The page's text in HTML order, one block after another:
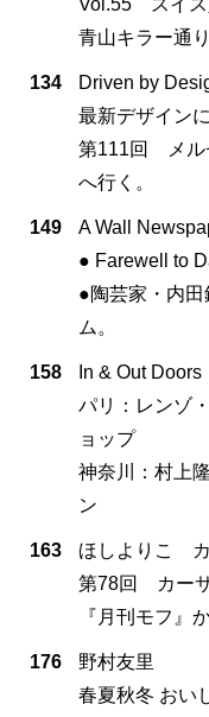
Vol.55 スイス
青山キラー通
134
Driven by
最新デザイン
第111回 メル
へ行く。
149
A Wall
● Farewell to
●陶芸家・内
ム。
158
In & Out Doors
パリ：レンゾ
ョップ
神奈川：村上
ン
163
ほしよりこ
第78回 カーサ
『月刊モフ』
176
野村友里
春夏秋冬 おい